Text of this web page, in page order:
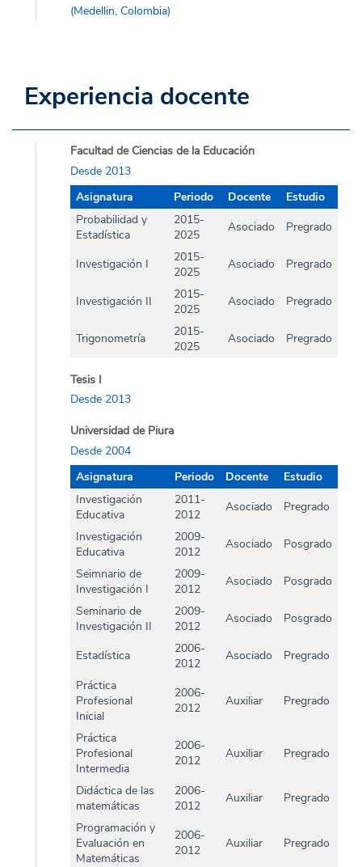
(Medellin, Colombia)
Experiencia docente
Facultad de Ciencias de la Educación
Desde 2013
Asignatura
Periodo Docente
Estudio
Probabilidad y
Estadística
2015-
2025
Asociado Pregrado
Investigación I
2015-
2025
Asociado Pregrado
Investigación II
2015-
2025
Asociado Pregrado
Trigonometría
2015-
2025
Asociado Pregrado
Tesis I
Desde 2013
Universidad de Piura
Desde 2004
Asignatura
Periodo Docente
Estudio
Investigación
Educativa
2011-
2012
Asociado
Pregrado
Investigación
Educativa
2009-
2012
Asociado
Posgrado
Seimnario de
Investigación I
2009-
2012
Asociado
Posgrado
Seminario de
Investigación II
2009-
2012
Asociado Posgrado
Estadística
2006-
2012
Asociado
Pregrado
Práctica
Profesional
Inicial
2006-
2012
Auxiliar Pregrado
Práctica
Profesional
Intermedia
2006-
2012
Auxiliar Pregrado
Didáctica de las
matemáticas
2006-
2012
Auxiliar
Pregrado
Programación y
Evaluación en
Matemáticas
2006-
2012
Auxiliar Pregrado